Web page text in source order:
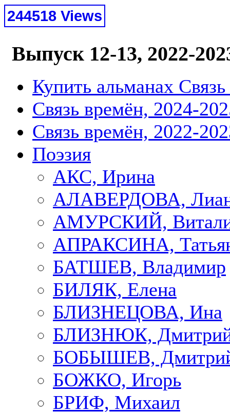
244518 Views
Выпуск 12-13, 2022-
Купить альманах
Связь времён, 2024-
Связь времён, 2022-
Поэзия
АКС, Ирина
АЛАВЕРДОВА,
АМУРСКИЙ,
АПРАКСИНА,
БАТШЕВ, Владимир
БИЛЯК, Елена
БЛИЗНЕЦОВА, Ина
БЛИЗНЮК,
БОБЫШЕВ,
БОЖКО, Игорь
БРИФ, Михаил